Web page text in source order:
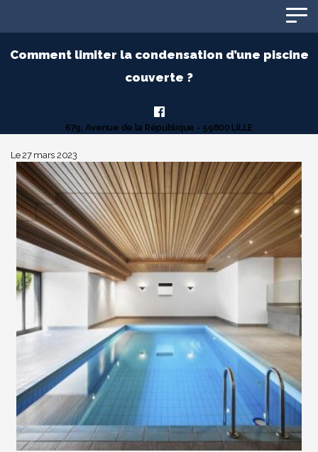
Comment limiter la condensation d’une piscine
couverte ?
679, Avenue de la République - 59800 LILLE
Le 27 mars 2023